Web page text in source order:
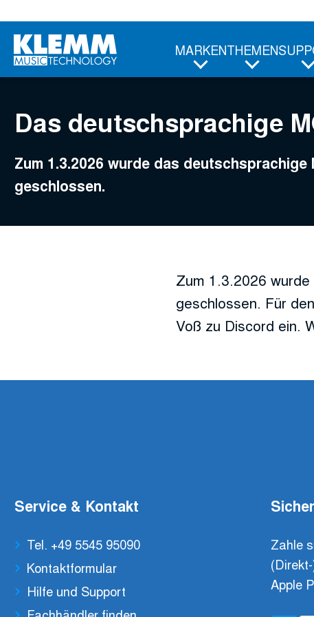
Hauptinhalt
MARKENTHEMEN
Das deutschsprachige
Zum 1.3.2026 wurde das deutschsprachige
geschlossen.
Zum 1.3.2026
geschlossen. Für
Voß zu Discord ein.
Service & Kontakt
Tel. +49 5545 95090
Kontaktformular
Hilfe und Support
Zahle
Apple